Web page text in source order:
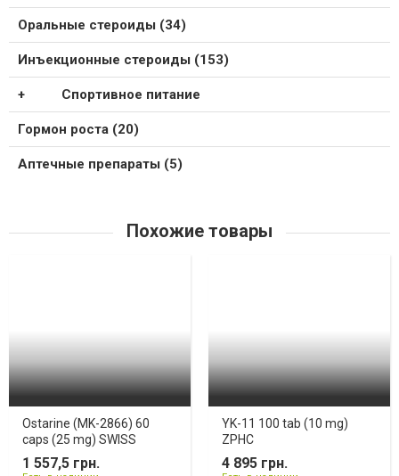
Оральные стероиды (34)
Инъекционные стероиды (153)
Спортивное питание
Гормон роста (20)
Аптечные препараты (5)
Похожие товары
Ostarine (MK-2866) 60
caps (25 mg) SWISS
1 557,5 грн.
YK-11 100 tab (10 mg)
ZPHC
4 895 грн.